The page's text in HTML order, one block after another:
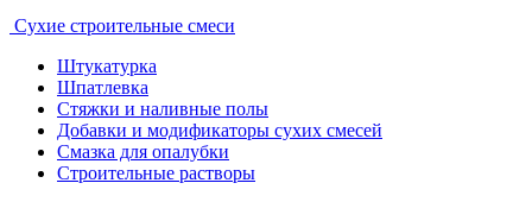
Сухие строительные смеси
Штукатурка
Шпатлевка
Стяжки и наливные полы
Добавки и модификаторы сухих смесей
Смазка для опалубки
Строительные растворы